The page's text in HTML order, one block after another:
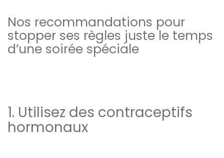
Nos recommandations pour
stopper ses règles juste le temps
d’une soirée spéciale
1. Utilisez des contraceptifs
hormonaux